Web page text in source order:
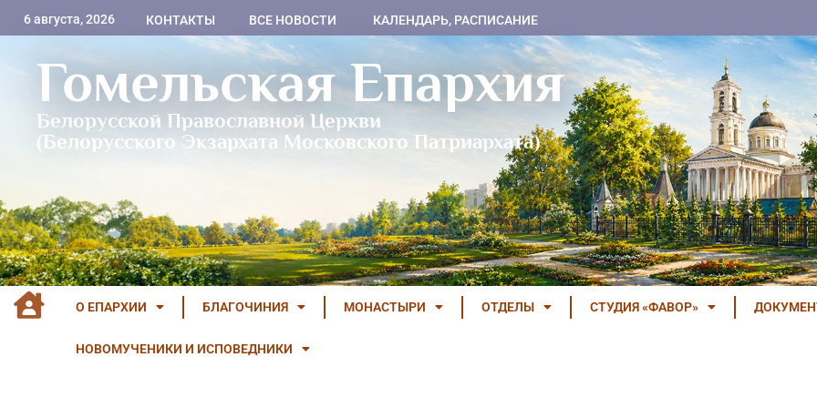
6 августа, 2026 КОНТАКТЫ ВСЕ НОВОСТИ КАЛЕНДАРЬ, РАСПИСАНИЕ
Гомельская Епархия
Белорусской Православной Церкви
(Белорусского Экзархата Московского Патриархата)
О ЕПАРХИИ БЛАГОЧИНИЯ МОНАСТЫРИ ОТДЕЛЫ СТУДИЯ «ФАВОР»
НОВОМУЧЕНИКИ И ИСПОВЕДНИКИ